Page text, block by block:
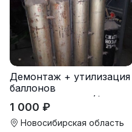
Демонтаж + утилизация
баллонов
пожаротушения (фреон,
хладон) с истекшим
сроком
1 000 ₽
Новосибирская область